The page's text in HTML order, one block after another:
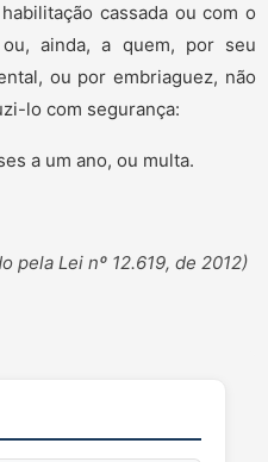
cassada ou com o
ainda, a quem, por seu
ou por embriaguez, não
lo com segurança:
a um ano, ou multa.
pela Lei nº 12.619, de 2012)